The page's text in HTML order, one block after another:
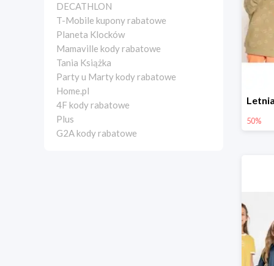
DECATHLON
T-Mobile kupony rabatowe
Planeta Klocków
Mamaville kody rabatowe
Tania Książka
Party u Marty kody rabatowe
Home.pl
4F kody rabatowe
Plus
G2A kody rabatowe
50%